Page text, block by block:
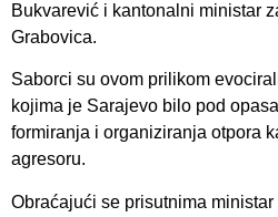
Bukvarević i kantonalni ministar
Grabovica.
Saborci su ovom prilikom
kojima je Sarajevo bilo pod
formiranja i organiziranja otpora
agresoru.
Obraćajući se prisutnima